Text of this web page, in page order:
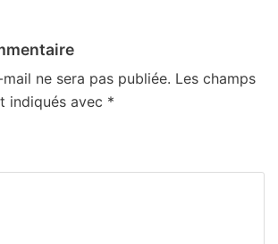
ne sera pas publiée. Les champs
indiqués avec *